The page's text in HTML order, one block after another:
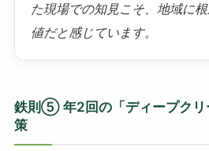
た現場での知見こそ、地域に
値だと感じています。
鉄則⑤ 年2回の「ディープクリ
策